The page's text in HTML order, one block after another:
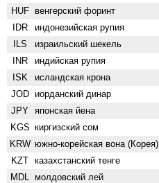
HUF венгерский форинт
IDR индонезийская рупия
ILS израильский шекель
INR индийская рупия
ISK исландская крона
JOD иорданский динар
JPY японская йена
KGS киргизский сом
KRW южно-корейская вона (Корея)
KZT казахстанский тенге
MDL молдовский лей